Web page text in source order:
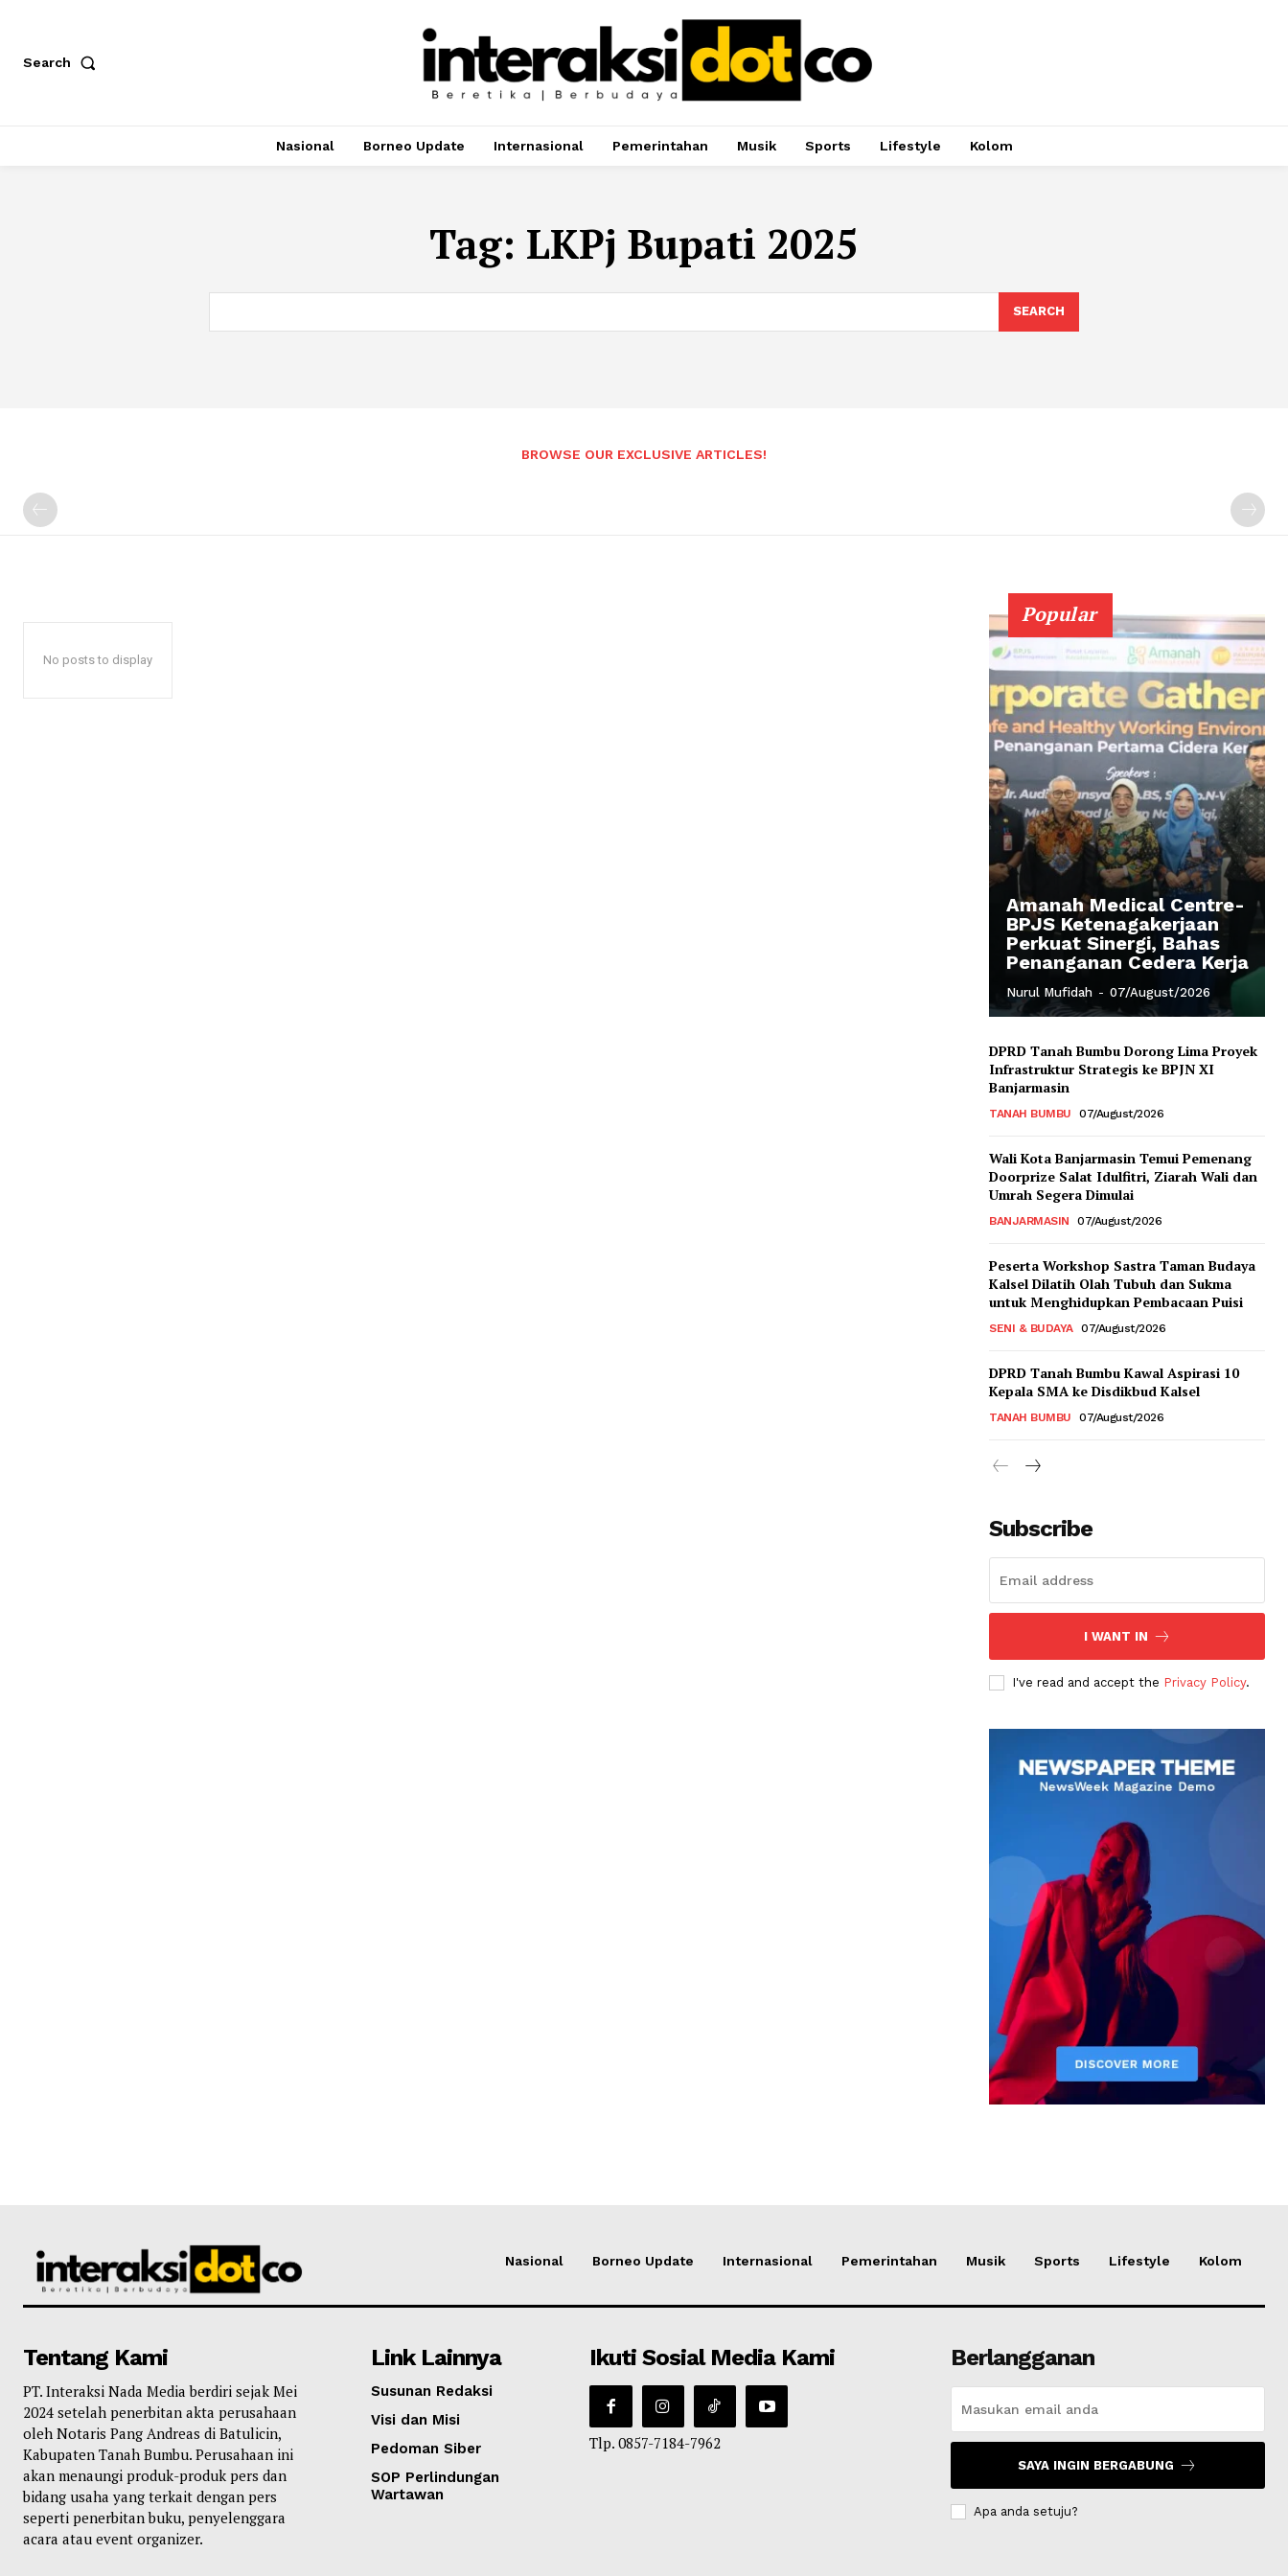
Search
Nasional Borneo Update Internasional Pemerintahan Musik Sports Lifestyle Kolom
Tag: LKPj Bupati 2025
SEARCH
BROWSE OUR EXCLUSIVE ARTICLES!
No posts to display
Popular
Amanah Medical Centre-
BPJS Ketenagakerjaan
Perkuat Sinergi, Bahas
Penanganan Cedera Kerja
Nurul Mufidah - 07/August/2026
DPRD Tanah Bumbu Dorong Lima Proyek
Infrastruktur Strategis ke BPJN XI
Banjarmasin
TANAH BUMBU 07/August/2026
Wali Kota Banjarmasin Temui Pemenang
Doorprize Salat Idulfitri, Ziarah Wali dan
Umrah Segera Dimulai
BANJARMASIN 07/August/2026
Peserta Workshop Sastra Taman Budaya
Kalsel Dilatih Olah Tubuh dan Sukma
untuk Menghidupkan Pembacaan Puisi
SENI & BUDAYA 07/August/2026
DPRD Tanah Bumbu Kawal Aspirasi 10
Kepala SMA ke Disdikbud Kalsel
TANAH BUMBU 07/August/2026
Subscribe
I WANT IN
I've read and accept the Privacy Policy.
Nasional Borneo Update Internasional Pemerintahan Musik Sports Lifestyle Kolom
Tentang Kami
PT. Interaksi Nada Media berdiri sejak Mei
2024 setelah penerbitan akta perusahaan
oleh Notaris Pang Andreas di Batulicin,
Kabupaten Tanah Bumbu. Perusahaan ini
akan menaungi produk-produk pers dan
bidang usaha yang terkait dengan pers
seperti penerbitan buku, penyelenggara
acara atau event organizer.
Link Lainnya
Susunan Redaksi
Visi dan Misi
Pedoman Siber
SOP Perlindungan
Wartawan
Ikuti Sosial Media Kami
Tlp. 0857-7184-7962
Berlangganan
SAYA INGIN BERGABUNG
Apa anda setuju?